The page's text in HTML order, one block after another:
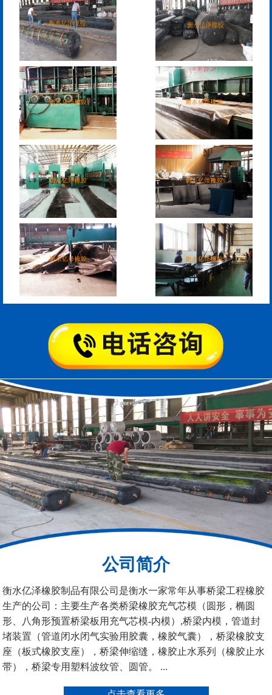
污水管道封堵气囊 管道堵水气囊
管道封堵气囊的注意事
项
管道封堵气囊
矩形板式橡胶支座 圆形板式橡胶支座
圆形四氟板橡胶支座
矩形四氟板滑动橡胶支
座
铁路盆式支座 公路盆式橡胶支座
缩缝
公司简介
衡水亿泽橡胶制品有限公司是衡水一家常年从事桥梁工程橡胶
生产的公司：主要生产各类桥梁橡胶充气芯模（圆形，椭圆
形、八角形预置桥梁板用充气芯模-内模）,桥梁内模，管道封
堵装置（管道闭水闭气实验用胶囊，橡胶气囊），桥梁橡胶支
座（板式橡胶支座），桥梁伸缩缝，橡胶止水系列（橡胶止水
带），桥梁专用塑料波纹管、圆管。 ...